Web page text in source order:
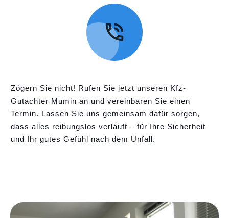
Zögern Sie nicht! Rufen Sie jetzt unseren Kfz-
Gutachter Mumin an und vereinbaren Sie einen
Termin. Lassen Sie uns gemeinsam dafür sorgen,
dass alles reibungslos verläuft – für Ihre Sicherheit
und Ihr gutes Gefühl nach dem Unfall.